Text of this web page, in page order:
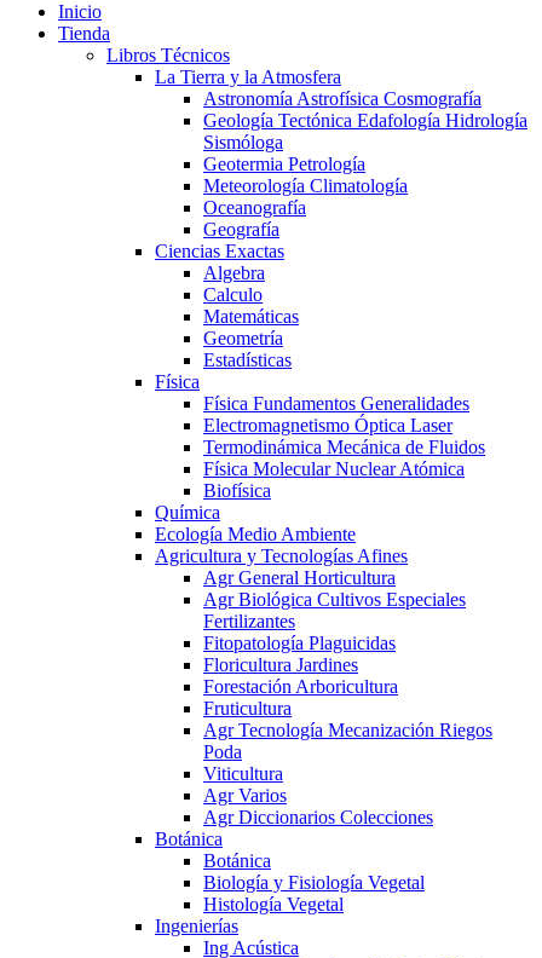
Inicio
Tienda
Libros Técnicos
La Tierra y la Atmosfera
Astronomía Astrofísica Cosmografía
Geología Tectónica Edafología Hidrología
Sismóloga
Geotermia Petrología
Meteorología Climatología
Oceanografía
Geografía
Ciencias Exactas
Algebra
Calculo
Matemáticas
Geometría
Estadísticas
Física
Física Fundamentos Generalidades
Electromagnetismo Óptica Laser
Termodinámica Mecánica de Fluidos
Física Molecular Nuclear Atómica
Biofísica
Química
Ecología Medio Ambiente
Agricultura y Tecnologías Afines
Agr General Horticultura
Agr Biológica Cultivos Especiales
Fertilizantes
Fitopatología Plaguicidas
Floricultura Jardines
Forestación Arboricultura
Fruticultura
Agr Tecnología Mecanización Riegos
Poda
Viticultura
Agr Varios
Agr Diccionarios Colecciones
Botánica
Botánica
Biología y Fisiología Vegetal
Histología Vegetal
Ingenierías
Ing Acústica